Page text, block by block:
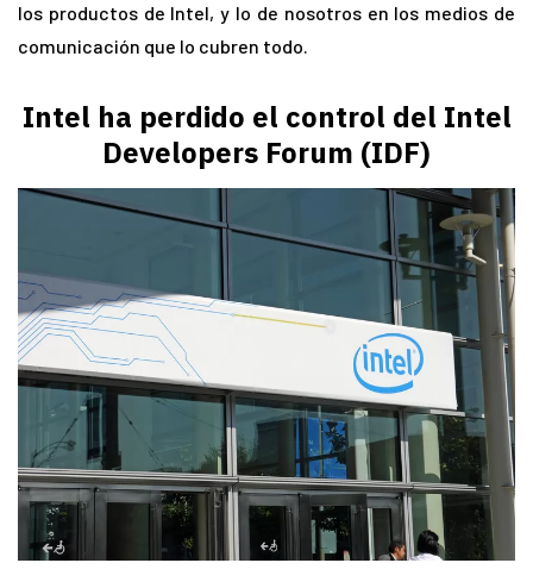
los productos de Intel, y lo de nosotros en los medios de
comunicación que lo cubren todo.
Intel ha perdido el control del Intel
Developers Forum (IDF)